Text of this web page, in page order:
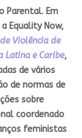
Parental. Em
Equality Now,
Violência de
Latina e Caribe,
de vários
de normas de
sobre
coordenado
feministas